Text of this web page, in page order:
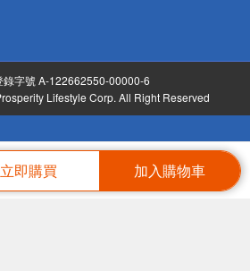
立即購買 加入購物車
錄字號 A-122662550-00000-6
Lifestyle Corp. All Right Reserved